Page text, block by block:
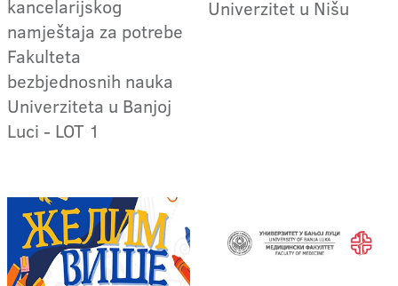
kancelarijskog
namještaja za potrebe
Fakulteta
bezbjednosnih nauka
Univerziteta u Banjoj
Luci - LOT 1
Univerzitet u Nišu